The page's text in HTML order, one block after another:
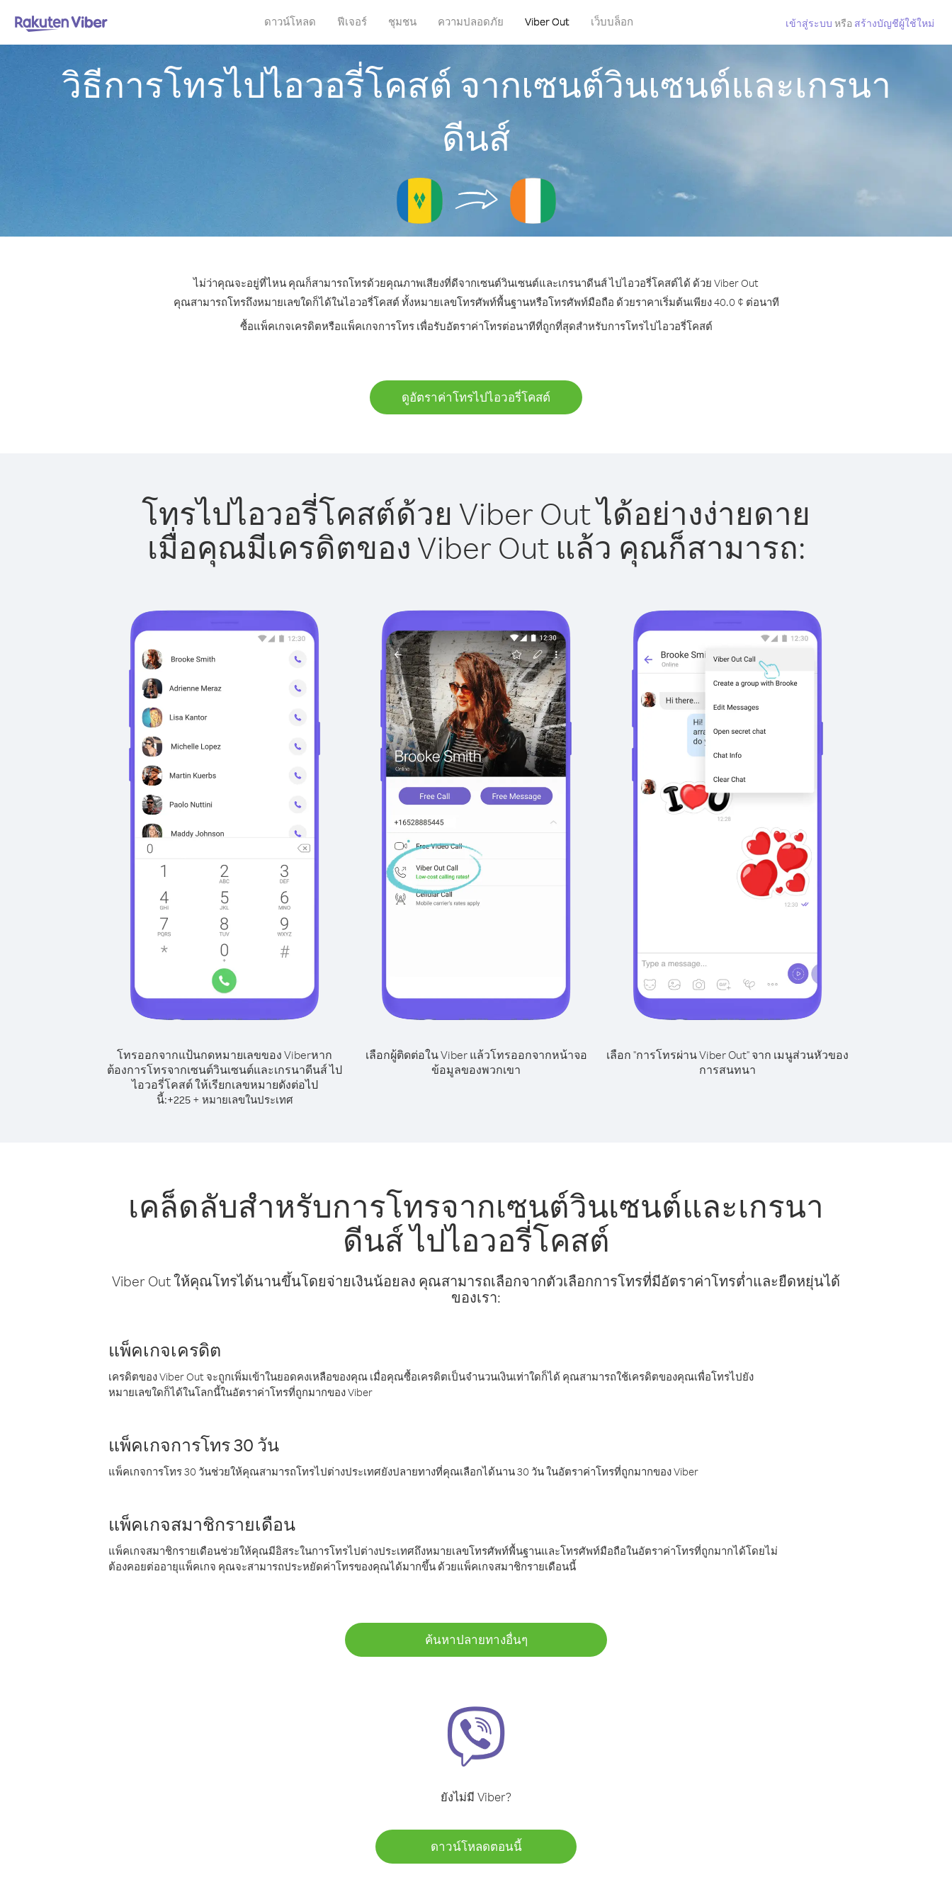
ดาวน์โหลด ฟีเจอร์ ชุมชน ความปลอดภัย Viber Out เว็บบล็อก เข้าสู่ระบบ หรือ สร้างบัญชีผู้ใช้ใหม่
วิธีการโทรไปไอวอรี่โคสต์ จากเซนต์วินเซนต์และเกรนา
ดีนส์
ไม่ว่าคุณจะอยู่ที่ไหน คุณก็สามารถโทรด้วยคุณภาพเสียงที่ดีจากเซนต์วินเซนต์และเกรนาดีนส์ ไปไอวอรี่โคสต์ได้ ด้วย Viber Out
คุณสามารถโทรถึงหมายเลขใดก็ได้ในไอวอรี่โคสต์ ทั้งหมายเลขโทรศัพท์พื้นฐานหรือโทรศัพท์มือถือ ด้วยราคาเริ่มต้นเพียง 40.0 ¢ ต่อนาที
ซื้อแพ็คเกจเครดิตหรือแพ็คเกจการโทร เพื่อรับอัตราค่าโทรต่อนาทีที่ถูกที่สุดสำหรับการโทรไปไอวอรี่โคสต์
ดูอัตราค่าโทรไปไอวอรี่โคสต์
โทรไปไอวอรี่โคสต์ด้วย Viber Out ได้อย่างง่ายดาย
เมื่อคุณมีเครดิตของ Viber Out แล้ว คุณก็สามารถ:
โทรออกจากแป้นกดหมายเลขของ Viberหาก
ต้องการโทรจากเซนต์วินเซนต์และเกรนาดีนส์ ไป
ไอวอรี่โคสต์ ให้เรียกเลขหมายดังต่อไป
นี้:+225+ หมายเลขในประเทศ
เลือกผู้ติดต่อใน Viber แล้วโทรออกจากหน้าจอ
ข้อมูลของพวกเขา
เลือก "การโทรผ่าน Viber Out" จาก เมนูส่วนหัวของ
การสนทนา
เคล็ดลับสำหรับการโทรจากเซนต์วินเซนต์และเกรนา
ดีนส์ ไปไอวอรี่โคสต์
Viber Out ให้คุณโทรได้นานขึ้นโดยจ่ายเงินน้อยลง คุณสามารถเลือกจากตัวเลือกการโทรที่มีอัตราค่าโทรต่ำและยืดหยุ่นได้
ของเรา:
แพ็คเกจเครดิต
เครดิตของ Viber Out จะถูกเพิ่มเข้าในยอดคงเหลือของคุณ เมื่อคุณซื้อเครดิตเป็นจำนวนเงินเท่าใดก็ได้ คุณสามารถใช้เครดิตของคุณเพื่อโทรไปยัง
หมายเลขใดก็ได้ในโลกนี้ในอัตราค่าโทรที่ถูกมากของ Viber
แพ็คเกจการโทร 30 วัน
แพ็คเกจการโทร 30 วันช่วยให้คุณสามารถโทรไปต่างประเทศยังปลายทางที่คุณเลือกได้นาน 30 วัน ในอัตราค่าโทรที่ถูกมากของ Viber
แพ็คเกจสมาชิกรายเดือน
แพ็คเกจสมาชิกรายเดือนช่วยให้คุณมีอิสระในการโทรไปต่างประเทศถึงหมายเลขโทรศัพท์พื้นฐานและโทรศัพท์มือถือในอัตราค่าโทรที่ถูกมากได้โดยไม่
ต้องคอยต่ออายุแพ็คเกจ คุณจะสามารถประหยัดค่าโทรของคุณได้มากขึ้น ด้วยแพ็คเกจสมาชิกรายเดือนนี้
ค้นหาปลายทางอื่นๆ
ยังไม่มี Viber?
ดาวน์โหลดตอนนี้